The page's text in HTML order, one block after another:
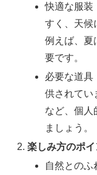
快適な服装
すく、天候
例えば、夏
要です。
必要な道具
供されてい
など、個人
ましょう。
楽しみ方のポイ
自然とのふ